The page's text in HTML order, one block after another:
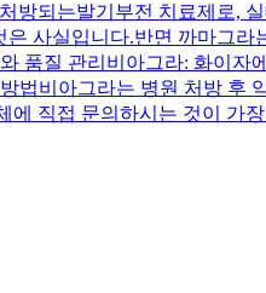
방되는발기부전 치료제로,
사실입니다.반면 까마그
품질 관리비아그라: 화이
법비아그라는 병원 처방
직접 문의하시는 것이 가